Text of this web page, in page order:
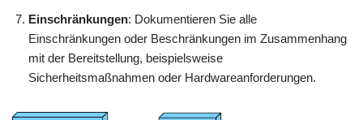
Einschränkungen: Dokumentieren Sie alle
Einschränkungen oder Beschränkungen im Zusammenhang
mit der Bereitstellung, beispielsweise
Sicherheitsmaßnahmen oder Hardwareanforderungen.